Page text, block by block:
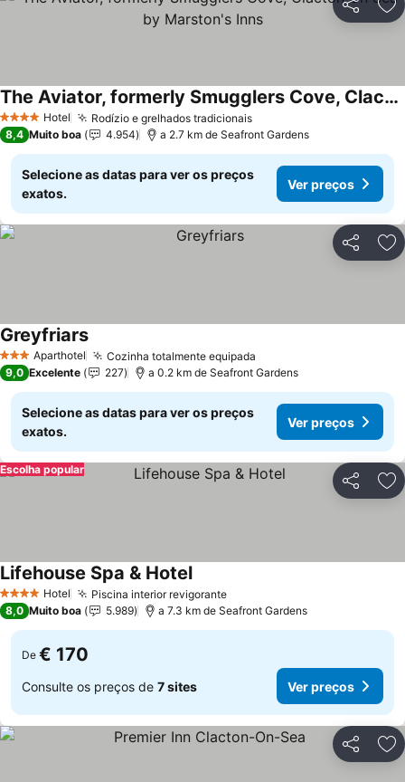
Partilhar
4 EstrelasHotel Rodízio e grelhados tradicionaisVer preços
The Aviator, formerly Smugglers Cove, Clacton On Sea by Marston's Inns
Ver preços
8,4 Muito boa 4.954 a 2.7 km de Seafront Gardens
Selecione as datas para ver os preços
exatos.
Ver preços
Partilhar
3 EstrelasAparthotel Cozinha totalmente equipada
GreyfriarsVer preços
9,0 Excelente 227 a 0.2 km de Seafront Gardens
Selecione as datas para ver os preços
exatos.
Ver preços
Partilhar
Escolha popular
4 EstrelasHotel Piscina interior revigoranteVer preços
Lifehouse Spa & HotelVer preços
8,0 Muito boa 5.989 a 7.3 km de Seafront Gardens
De € 170
Consulte os preços de 7 sites Ver preços
Partilhar